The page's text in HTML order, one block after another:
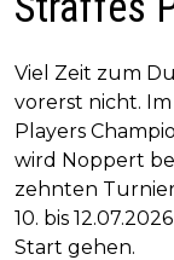
Viel Zeit zum
vorerst nicht.
Players
wird Noppert
zehnten
10. bis
Start gehen.